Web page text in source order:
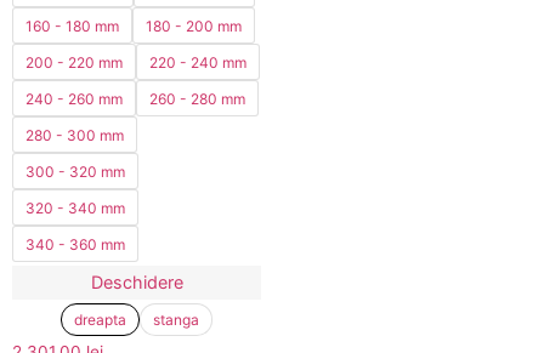
160 - 180 mm
180 - 200 mm
200 - 220 mm
220 - 240 mm
240 - 260 mm
260 - 280 mm
280 - 300 mm
300 - 320 mm
320 - 340 mm
340 - 360 mm
Deschidere
dreapta stanga